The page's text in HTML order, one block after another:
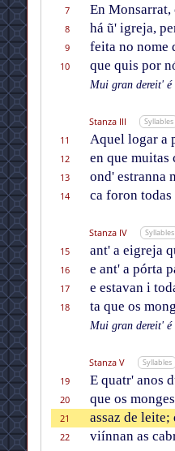
7 En Monsarrat,
8
há ũ' igreja,
9
feita no nome
10
que quis por
Mui gran dereit' é
Stanza III Syllables
11 Aquel logar a
12
en que muitas
13
ond' estranna
14
ca foron
Stanza IV Syllables
15 ant' a eigreja
16
e ant' a pórta
17
e estavan i
18
ta que os
Mui gran dereit' é
Stanza V Syllables
19 E quatr' anos
20
que os
21
assaz de
22
viínnan as